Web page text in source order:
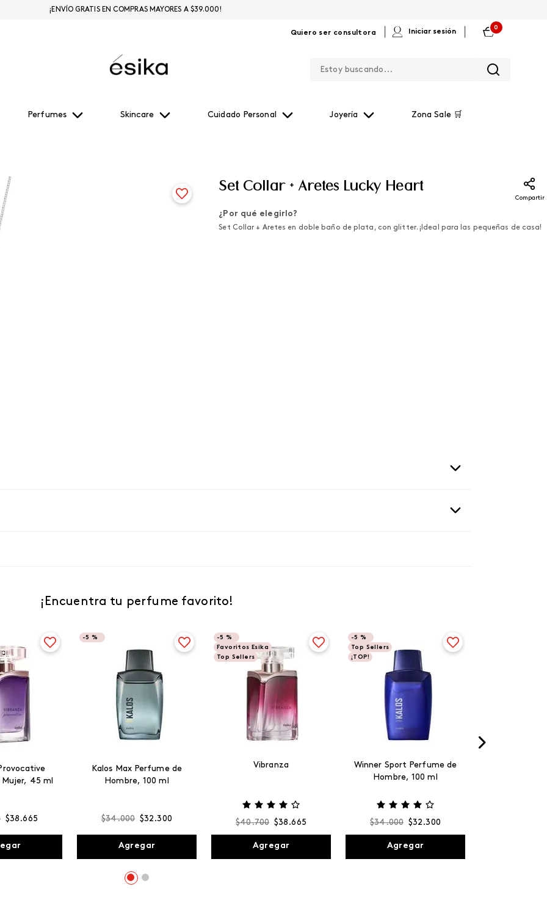
Quiero ser consultora Iniciar sesión
0
Perfumes Skincare Cuidado Personal Joyería Zona Sale 🛒
¡ENVÍO GRATIS EN COMPRAS MAYORES A $39.000!
Set Collar + Aretes Lucky Heart
Compartir
¿Por qué elegirlo?
Set Collar + Aretes en doble baño de plata, con glitter. ¡Ideal para las pequeñas de casa!
¡Encuentra tu perfume favorito!
45 ml
$38 .665
-5 %
Kalos Max Perfume de
Hombre, 100 ml
$34.000 $32 .300
Agregar
-5 %
Favoritos Esika
Top Sellers
Vibranza
$40.700 $38 .665
Agregar
-5 %
Top Sellers
¡TOP!
Winner Sport Perfume de
Hombre, 100 ml
$34.000 $32 .300
Agregar